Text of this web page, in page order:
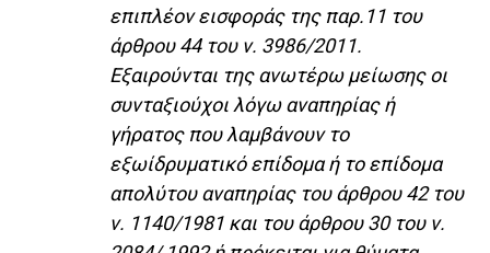
επιπλέον εισφοράς της παρ.11 του
άρθρου 44 του ν. 3986/2011.
Εξαιρούνται της ανωτέρω μείωσης οι
συνταξιούχοι λόγω αναπηρίας ή
γήρατος που λαμβάνουν το
εξωίδρυματικό επίδομα ή το επίδομα
απολύτου αναπηρίας του άρθρου 42 του
ν. 1140/1981 και του άρθρου 30 του ν.